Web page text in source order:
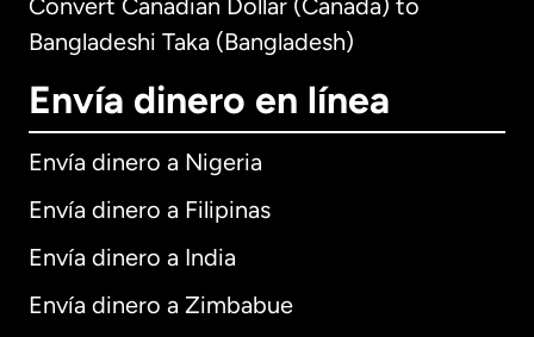
Convert Canadian Dollar (Canada) to
Bangladeshi Taka (Bangladesh)
Envía dinero en línea
Envía dinero a Nigeria
Envía dinero a Filipinas
Envía dinero a India
Envía dinero a Zimbabue